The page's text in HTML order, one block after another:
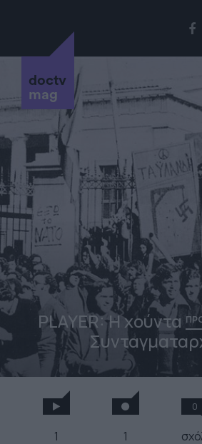
doctv
mag
PLAYER: Η χούντα
1 1
0